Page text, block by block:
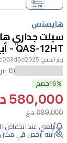
1
8
هايسنس
QAS-12HT - أبيض
رمز المنتج:
مكيف
الهواء
سبليت
هايسنس
QAS-
(0 مراجعات)
16%خصم
580,000 د.ع
689,000 د.ع
أبلغني عند انخفاض
رأيته أرخص في مكان